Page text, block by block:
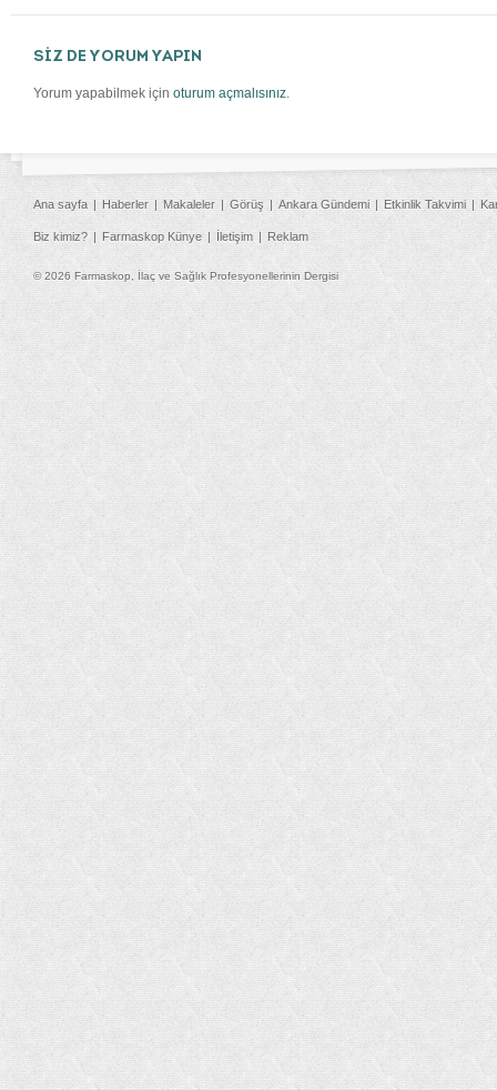
SİZ DE YORUM YAPIN
Yorum yapabilmek için oturum açmalısınız.
Ana sayfa Haberler Makaleler Görüş Ankara Gündemi Etkinlik Takvimi
Biz kimiz? Farmaskop Künye İletişim Reklam
© 2026 Farmaskop, İlaç ve Sağlık Profesyonellerinin Dergisi